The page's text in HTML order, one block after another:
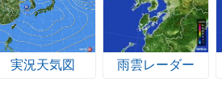
実況天気図 雨雲レーダー